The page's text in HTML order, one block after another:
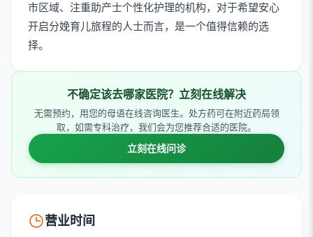
市区域、注重助产士个性化护理的机构，对于希望安心
开启分娩育儿旅程的人士而言，是一个值得信赖的选
择。
不确定该去哪家医院？立刻在线解决
无需预约，用您的母语在线咨询医生。处方药可在附近药局领
取，如需专科治疗，我们会为您推荐合适的医院。
立刻在线问诊
营业时间